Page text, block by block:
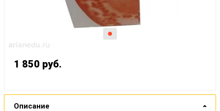
1 850 руб.
Описание